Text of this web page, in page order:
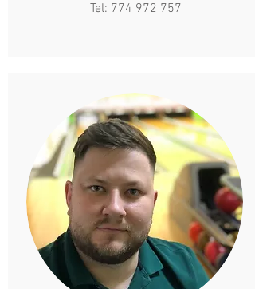
Tel: 774 972 757